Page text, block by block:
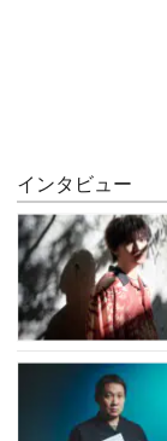
インタビュー